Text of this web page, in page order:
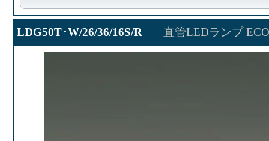
LDG50T･W/26/36/16S/R 直管LEDランプ